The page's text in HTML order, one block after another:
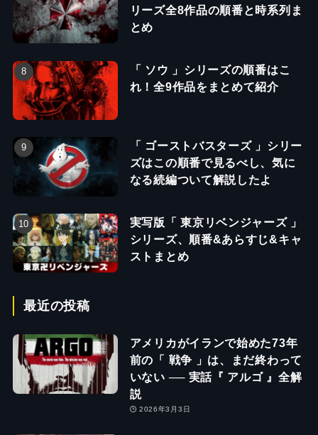
リーズ全8作品の順番と時系列ま
とめ
「 ソウ 」シリーズの順番はこ
れ！全9作品をまとめて紹介
「 ゴーストバスターズ 」シリー
ズはこの順番で見るべし、気に
なる続編ついて解説したよ
実写版「 東京リベンジャーズ 」
シリーズ、順番&あらすじ&キャ
ストまとめ
最近の投稿
アメリカがイランで始めた73年
前の「 戦争 」は、まだ終わって
いない ── 実話『 アルゴ 』全解
説
2026年3月3日